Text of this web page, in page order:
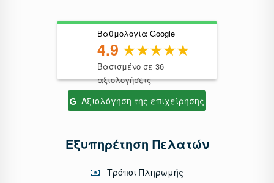
Βαθμολογία Google
4.9
Βασισμένο σε 36
αξιολογήσεις
Αξιολόγηση της επιχείρησης
Εξυπηρέτηση Πελατών
Τρόποι Πληρωμής